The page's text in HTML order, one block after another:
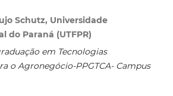
Schutz, Universidade
do Paraná (UTFPR)
em Tecnologias
o Agronegócio-PPGTCA- Campus